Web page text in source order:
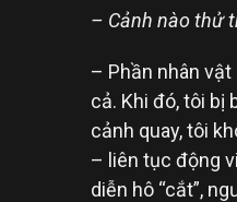
– Cảnh nào thử
– Phần nhân
cả. Khi đó, tôi bị
cảnh quay, tôi
– liên tục động
diễn hô “cắt”,